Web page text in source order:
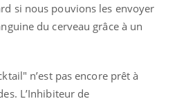
si nous pouvions les envoyer
du cerveau grâce à un
n’est pas encore prêt à
L’Inhibiteur de